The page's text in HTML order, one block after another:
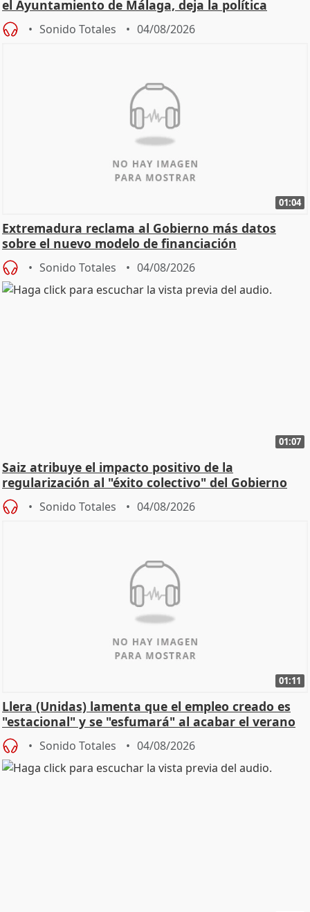
el Ayuntamiento de Málaga, deja la política
Sonido Totales 04/08/2026
01:04
Extremadura reclama al Gobierno más datos
sobre el nuevo modelo de financiación
Sonido Totales 04/08/2026
01:07
Saiz atribuye el impacto positivo de la
regularización al "éxito colectivo" del Gobierno
Sonido Totales 04/08/2026
01:11
Llera (Unidas) lamenta que el empleo creado es
"estacional" y se "esfumará" al acabar el verano
Sonido Totales 04/08/2026